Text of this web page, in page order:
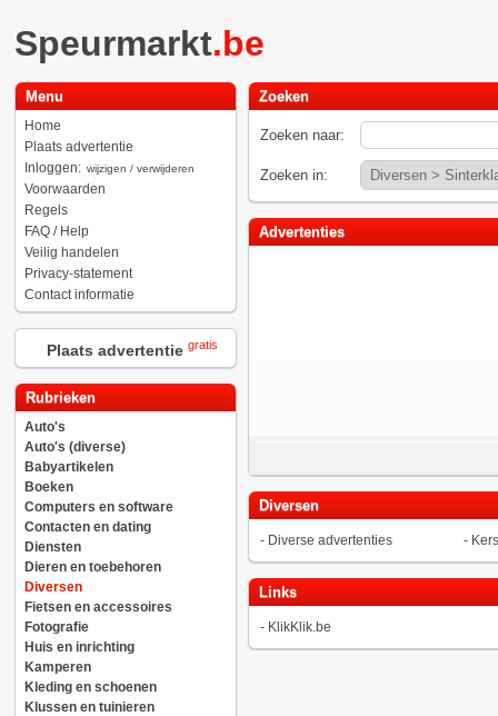
Speurmarkt.be
Menu
Home
Plaats advertentie
Inloggen: wijzigen / verwijderen
Voorwaarden
Regels
FAQ / Help
Veilig handelen
Privacy-statement
Contact informatie
Plaats advertentie gratis
Rubrieken
Auto's
Auto's (diverse)
Babyartikelen
Boeken
Computers en software
Contacten en dating
Diensten
Dieren en toebehoren
Diversen
Fietsen en accessoires
Fotografie
Huis en inrichting
Kamperen
Kleding en schoenen
Klussen en tuinieren
Zoeken
Zoeken naar:
Zoeken in:
Advertenties
Diversen
- Diverse advertenties -
Links
- KlikKlik.be